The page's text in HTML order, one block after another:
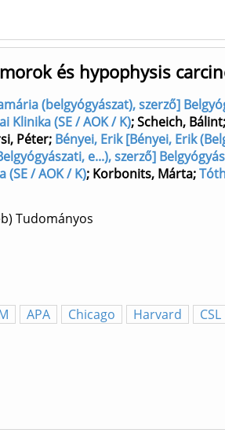
és hypophysis
(belgyógyászat), szerző]
Klinika (SE / AOK / K);Scheich, Bálint;
Péter; Bényei, Erik [Bényei, Erik
e...), szerző]
(SE / AOK / K); Korbonits, Márta;
Tudományos
APA Chicago Harvard CSL